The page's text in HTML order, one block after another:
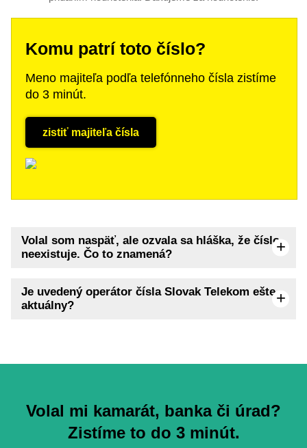
Komu patrí toto číslo?
Meno majiteľa podľa telefónneho čísla zistíme
do 3 minút.
zistiť majiteľa čísla
Volal som naspäť, ale ozvala sa hláška, že číslo
neexistuje. Čo to znamená?
Je uvedený operátor čísla Slovak Telekom ešte
aktuálny?
Volal mi kamarát, banka či úrad?
Zistíme to do 3 minút.